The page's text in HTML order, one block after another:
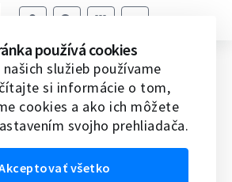
– ZVEDAVÉ DEBATY –
Bystrica
Novinky vedy a techniky v SR
DEBATY – Považská Bystrica
používá cookies
našich služieb používame
si informácie o tom,
cookies a ako ich môžete
svojho prehliadača.
všetko